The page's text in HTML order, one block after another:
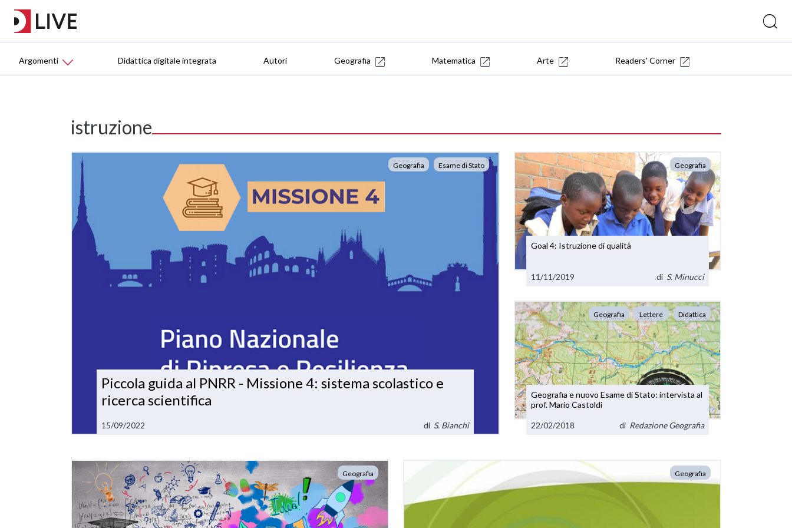
Argomenti Didattica digitale integrata Autori Geografia Matematica Arte Readers' Corner
istruzione
Geografia Esame di Stato
Piccola guida al PNRR - Missione 4: sistema scolastico e
ricerca scientifica
15/09/2022 di S. Bianchi
Geografia
Goal 4: Istruzione di qualità
11/11/2019 di S. Minucci
Geografia Lettere Didattica
Geografia e nuovo Esame di Stato: intervista al
prof. Mario Castoldi
22/02/2018 di Redazione Geografia
Geografia Geografia